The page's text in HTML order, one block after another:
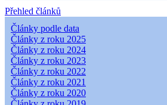
Přehled článků
Články podle data
Články z roku 2025
Články z roku 2024
Články z roku 2023
Články z roku 2022
Články z roku 2021
Články z roku 2020